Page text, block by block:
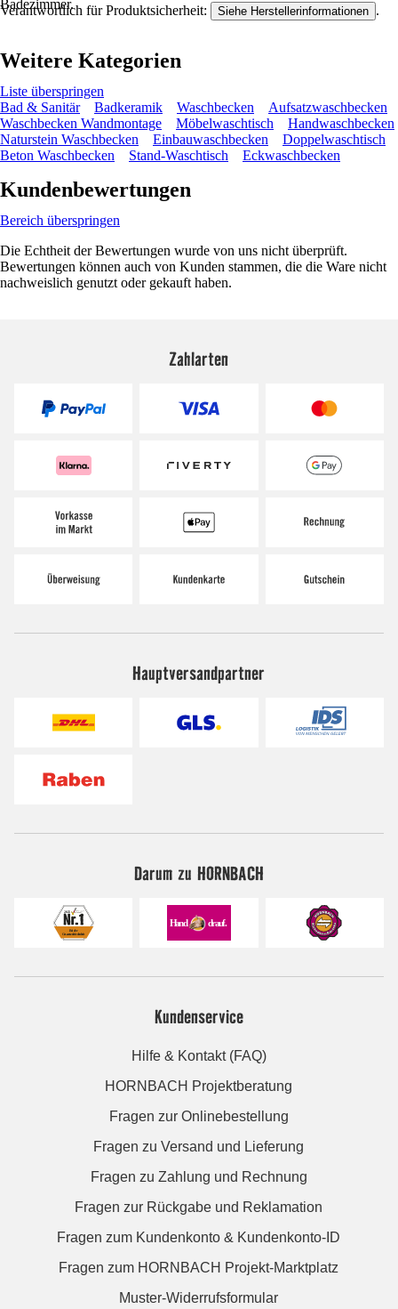
Badezimmer.
Verantwortlich für Produktsicherheit: Siehe Herstellerinformationen .
Weitere Kategorien
Liste überspringen
Bad & Sanitär
Badkeramik Waschbecken
Aufsatzwaschbecken
Waschbecken Wandmontage
Möbelwaschtisch
Handwaschbecken
Naturstein Waschbecken
Einbauwaschbecken
Doppelwaschtisch
Beton Waschbecken
Stand-Waschtisch Eckwaschbecken
Kundenbewertungen
Bereich überspringen
Die Echtheit der Bewertungen wurde von uns nicht überprüft.
Bewertungen können auch von Kunden stammen, die die Ware nicht
nachweislich genutzt oder gekauft haben.
Zahlarten
Hauptversandpartner
Darum zu HORNBACH
Kundenservice
Hilfe & Kontakt (FAQ)
HORNBACH Projektberatung
Fragen zur Onlinebestellung
Fragen zu Versand und Lieferung
Fragen zu Zahlung und Rechnung
Fragen zur Rückgabe und Reklamation
Fragen zum Kundenkonto & Kundenkonto-ID
Fragen zum HORNBACH Projekt-Marktplatz
Muster-Widerrufsformular